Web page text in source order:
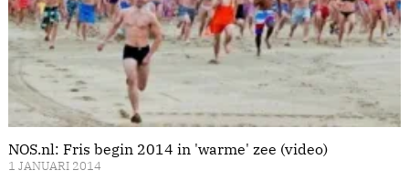
NOS.nl: Fris begin 2014 in 'warme' zee (video)
1 JANUARI 2014